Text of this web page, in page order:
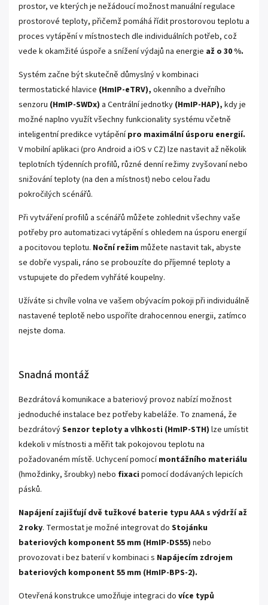
prostor, ve kterých je nežádoucí možnost manuální regulace
prostorové teploty, přičemž pomáhá řídit prostorovou teplotu a
proces vytápění v místnostech dle individuálních potřeb, což
vede k okamžité úspoře a snížení výdajů na energie až o 30 %.
Systém začne být skutečně důmyslný v kombinaci
termostatické hlavice (HmIP-eTRV), okenního a dveřního
senzoru (HmIP-SWDx) a Centrální jednotky (HmIP-HAP), kdy je
možné naplno využít všechny funkcionality systému včetně
inteligentní predikce vytápěnípro maximální úsporu energií.
V mobilní aplikaci (pro Android a iOS v CZ) lze nastavit až několik
teplotních týdenních profilů, různé denní režimy zvyšovaní nebo
snižování teploty (na den a místnost) nebo celou řadu
pokročilých scénářů.
Při vytváření profilů a scénářů můžete zohlednit všechny vaše
potřeby pro automatizaci vytápění s ohledem na úsporu energií
a pocitovou teplotu. Noční režim můžete nastavit tak, abyste
se dobře vyspali, ráno se probouzíte do příjemné teploty a
vstupujete do předem vyhřáté koupelny.
Užíváte si chvíle volna ve vašem obývacím pokoji při individuálně
nastavené teplotě nebo uspoříte drahocennou energii, zatímco
nejste doma.
Snadná montáž
Bezdrátová komunikace a bateriový provoz nabízí možnost
jednoduché instalace bez potřeby kabeláže. To znamená, že
bezdrátovýSenzor teploty a vlhkosti (HmIP-STH) lze umístit
kdekoli v místnosti a měřit tak pokojovou teplotu na
požadovaném místě. Uchycení pomocímontážního materiálu
(hmoždinky, šroubky) nebo fixaci pomocí dodávaných lepicích
pásků.
Napájení zajišťují dvě tužkové baterie typu AAA s výdrží až
2 roky. Termostat je možné integrovat do Stojánku
bateriových komponent 55 mm (HmIP-DS55) nebo
provozovat i bez baterií v kombinaci s Napájecím zdrojem
bateriových komponent 55 mm (HmIP-BPS-2).
Otevřená konstrukce umožňuje integraci do více typů